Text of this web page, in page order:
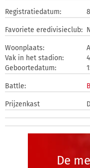
Registratiedatum:
Favoriete eredivisieclub:
Woonplaats:
Vak in het stadion:
Geboortedatum:
Battle:
Prijzenkast
De